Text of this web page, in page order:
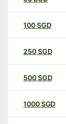
100SGD
250SGD
500SGD
1000SGD